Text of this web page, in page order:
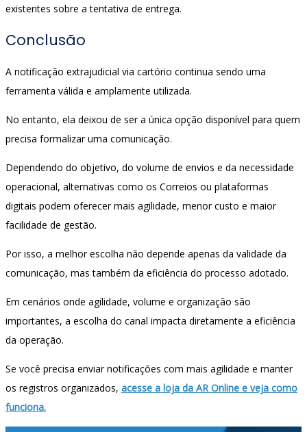
existentes sobre a tentativa de entrega.
Conclusão
A notificação extrajudicial via cartório continua sendo uma
ferramenta válida e amplamente utilizada.
No entanto, ela deixou de ser a única opção disponível para quem
precisa formalizar uma comunicação.
Dependendo do objetivo, do volume de envios e da necessidade
operacional, alternativas como os Correios ou plataformas
digitais podem oferecer mais agilidade, menor custo e maior
facilidade de gestão.
Por isso, a melhor escolha não depende apenas da validade da
comunicação, mas também da eficiência do processo adotado.
Em cenários onde agilidade, volume e organização são
importantes, a escolha do canal impacta diretamente a eficiência
da operação.
Se você precisa enviar notificações com mais agilidade e manter
os registros organizados, acesse a loja da AR Online e veja como
funciona.